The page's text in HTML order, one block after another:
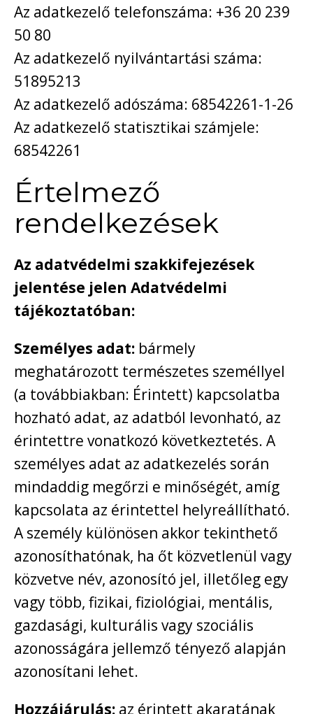
Az adatkezelő telefonszáma: +36 20 239
50 80
Az adatkezelő nyilvántartási száma:
51895213
Az adatkezelő adószáma: 68542261-1-26
Az adatkezelő statisztikai számjele:
68542261
Értelmező
rendelkezések
Az adatvédelmi szakkifejezések
jelentése jelen Adatvédelmi
tájékoztatóban:
Személyes adat: bármely
meghatározott természetes személlyel
(a továbbiakban: Érintett) kapcsolatba
hozható adat, az adatból levonható, az
érintettre vonatkozó következtetés. A
személyes adat az adatkezelés során
mindaddig megőrzi e minőségét, amíg
kapcsolata az érintettel helyreállítható.
A személy különösen akkor tekinthető
azonosíthatónak, ha őt közvetlenül vagy
közvetve név, azonosító jel, illetőleg egy
vagy több, fizikai, fiziológiai, mentális,
gazdasági, kulturális vagy szociális
azonosságára jellemző tényező alapján
azonosítani lehet.
Hozzájárulás: az érintett akaratának